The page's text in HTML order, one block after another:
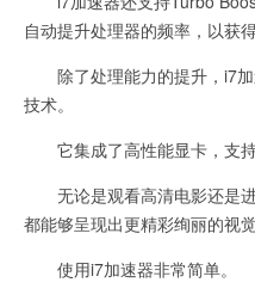
自动提升处理器的频率，以获
除了处理能力的提升，i7加
技术。
它集成了高性能显卡，支持
无论是观看高清电影还是进
都能够呈现出更精彩绚丽的视觉
使用i7加速器非常简单。